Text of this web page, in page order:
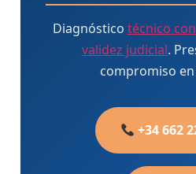
Diagnóstico técnico
validez judicial.
compromiso
+34 662